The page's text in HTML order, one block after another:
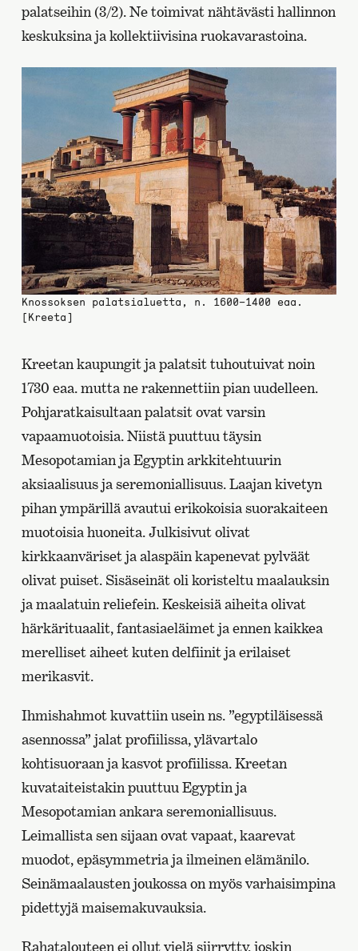
palatseihin (3/2). Ne toimivat nähtävästi hallinnon
keskuksina ja kollektiivisina ruokavarastoina.
Knossoksen palatsialuetta, n. 1600–1400 eaa.
[Kreeta]
Kreetan kaupungit ja palatsit tuhoutuivat noin
1730 eaa. mutta ne rakennettiin pian uudelleen.
Pohjaratkaisultaan palatsit ovat varsin
vapaamuotoisia. Niistä puuttuu täysin
Mesopotamian ja Egyptin arkkitehtuurin
aksiaalisuus ja seremoniallisuus. Laajan kivetyn
pihan ympärillä avautui erikokoisia suorakaiteen
muotoisia huoneita. Julkisivut olivat
kirkkaanväriset ja alaspäin kapenevat pylväät
olivat puiset. Sisäseinät oli koristeltu maalauksin
ja maalatuin reliefein. Keskeisiä aiheita olivat
härkärituaalit, fantasiaeläimet ja ennen kaikkea
merelliset aiheet kuten delfiinit ja erilaiset
merikasvit.
Ihmishahmot kuvattiin usein ns. ”egyptiläisessä
asennossa” jalat profiilissa, ylävartalo
kohtisuoraan ja kasvot profiilissa. Kreetan
kuvataiteistakin puuttuu Egyptin ja
Mesopotamian ankara seremoniallisuus.
Leimallista sen sijaan ovat vapaat, kaarevat
muodot, epäsymmetria ja ilmeinen elämänilo.
Seinämaalausten joukossa on myös varhaisimpina
pidettyjä maisemakuvauksia.
Rahatalouteen ei ollut vielä siirrytty, joskin